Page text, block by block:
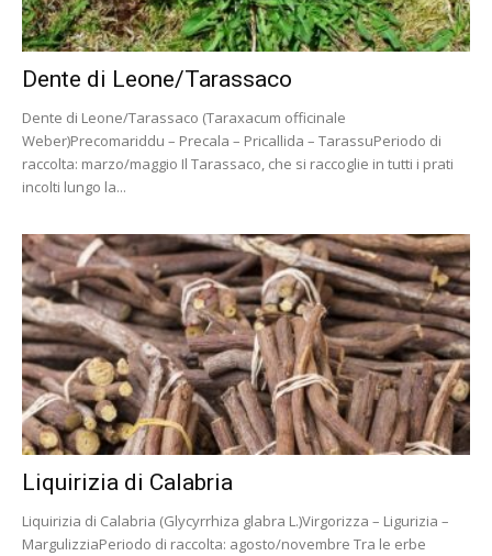
Dente di Leone/Tarassaco
Dente di Leone/Tarassaco (Taraxacum officinale
Weber)Precomariddu – Precala – Pricallida – TarassuPeriodo di
raccolta: marzo/maggio Il Tarassaco, che si raccoglie in tutti i prati
incolti lungo la...
Liquirizia di Calabria
Liquirizia di Calabria (Glycyrrhiza glabra L.)Virgorizza – Ligurizia –
MargulizziaPeriodo di raccolta: agosto/novembre Tra le erbe